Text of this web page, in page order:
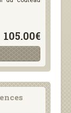
105.00€